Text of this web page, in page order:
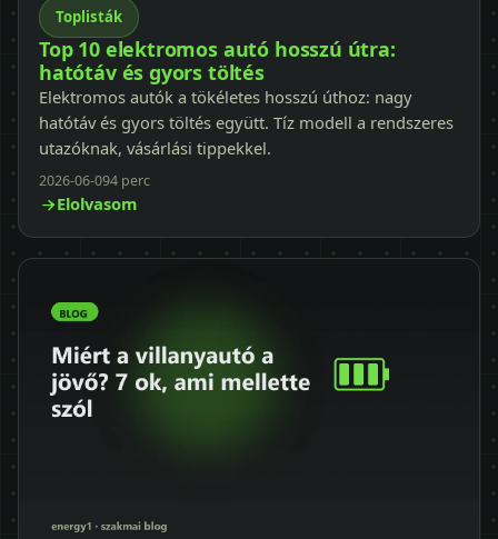
Toplisták
Top 10 elektromos autó hosszú útra:
hatótáv és gyors töltés
Elektromos autók a tökéletes hosszú úthoz: nagy
hatótáv és gyors töltés együtt. Tíz modell a rendszeres
utazóknak, vásárlási tippekkel.
2026-06-094 perc
Elolvasom